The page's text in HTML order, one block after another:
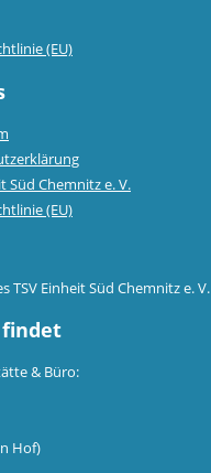
(EU)
Süd Chemnitz e. V.
(EU)
TSV Einheit Süd Chemnitz e. V.
findet
& Büro:
Hof)